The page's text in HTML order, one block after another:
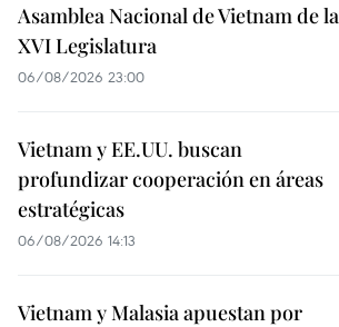
Asamblea Nacional de Vietnam de la
XVI Legislatura
06/08/2026 23:00
Vietnam y EE.UU. buscan
profundizar cooperación en áreas
estratégicas
06/08/2026 14:13
Vietnam y Malasia apuestan por